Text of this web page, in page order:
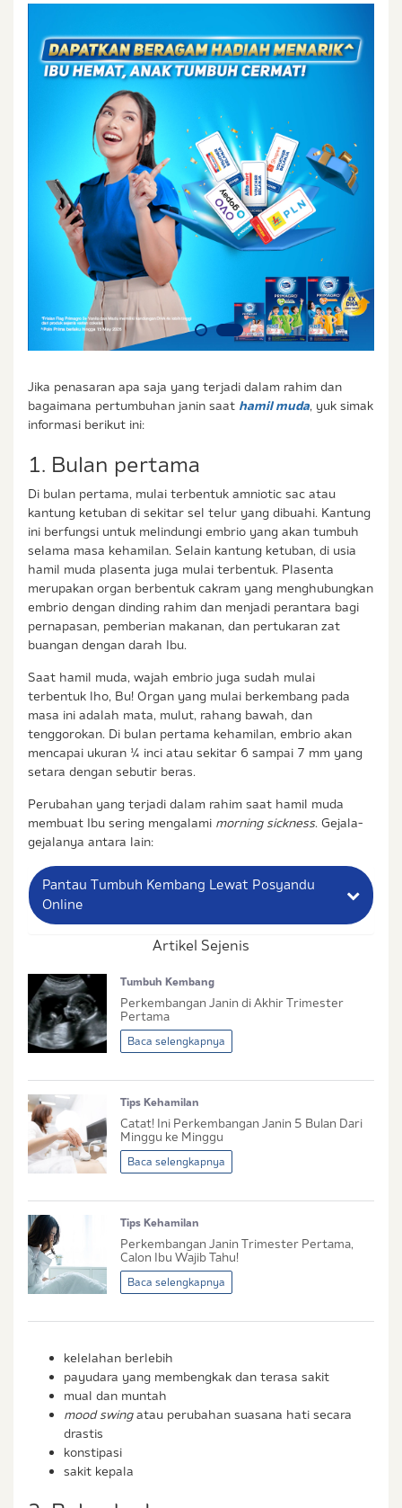
Jika penasaran apa saja yang terjadi dalam rahim dan
bagaimana pertumbuhan janin saat hamil muda, yuk simak
informasi berikut ini:
1. Bulan pertama
Di bulan pertama, mulai terbentuk amniotic sac atau
kantung ketuban di sekitar sel telur yang dibuahi. Kantung
ini berfungsi untuk melindungi embrio yang akan tumbuh
selama masa kehamilan. Selain kantung ketuban, di usia
hamil muda plasenta juga mulai terbentuk. Plasenta
merupakan organ berbentuk cakram yang menghubungkan
embrio dengan dinding rahim dan menjadi perantara bagi
pernapasan, pemberian makanan, dan pertukaran zat
buangan dengan darah Ibu.
Saat hamil muda, wajah embrio juga sudah mulai
terbentuk lho, Bu! Organ yang mulai berkembang pada
masa ini adalah mata, mulut, rahang bawah, dan
tenggorokan. Di bulan pertama kehamilan, embrio akan
mencapai ukuran ¼ inci atau sekitar 6 sampai 7 mm yang
setara dengan sebutir beras.
Perubahan yang terjadi dalam rahim saat hamil muda
membuat Ibu sering mengalami morning sickness. Gejala-
gejalanya antara lain:
Pantau Tumbuh Kembang Lewat Posyandu
Online
Nama Lengkap Ibu
No. Handphone (Whatsapp)
Buat Password
Tidak Hamil dan Memiliki Anak
Sedang Hamil
Sedang Hamil dan Memiliki Anak
kebijakan privasiIbu & Balita
Saya setuju dan bersedia menerima informasi dari
Ibu & Balita, Frisian Flag Indonesia, dan partner Ibu
& Balita.
Artikel Sejenis
Tumbuh Kembang
Perkembangan Janin di Akhir Trimester
Pertama
Baca selengkapnya
Tips Kehamilan
Catat! Ini Perkembangan Janin 5 Bulan Dari
Minggu ke Minggu
Baca selengkapnya
Tips Kehamilan
Perkembangan Janin Trimester Pertama,
Calon Ibu Wajib Tahu!
Baca selengkapnya
kelelahan berlebih
payudara yang membengkak dan terasa sakit
mual dan muntah
mood swingatau perubahan suasana hati secara
drastis
konstipasi
sakit kepala